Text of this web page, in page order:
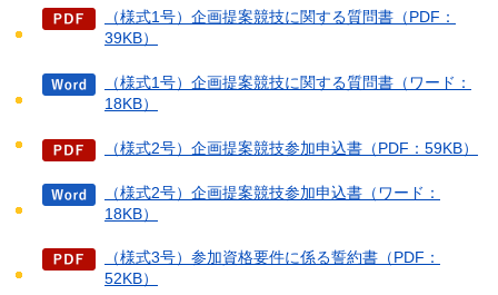
（様式1号）企画提案競技に関する質問書（PDF：
39KB）
（様式1号）企画提案競技に関する質問書（ワード：
18KB）
（様式2号）企画提案競技参加申込書（PDF：59KB）
（様式2号）企画提案競技参加申込書（ワード：
18KB）
（様式3号）参加資格要件に係る誓約書（PDF：
52KB）